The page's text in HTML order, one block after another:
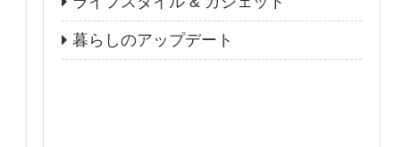
暮らしのアップデート